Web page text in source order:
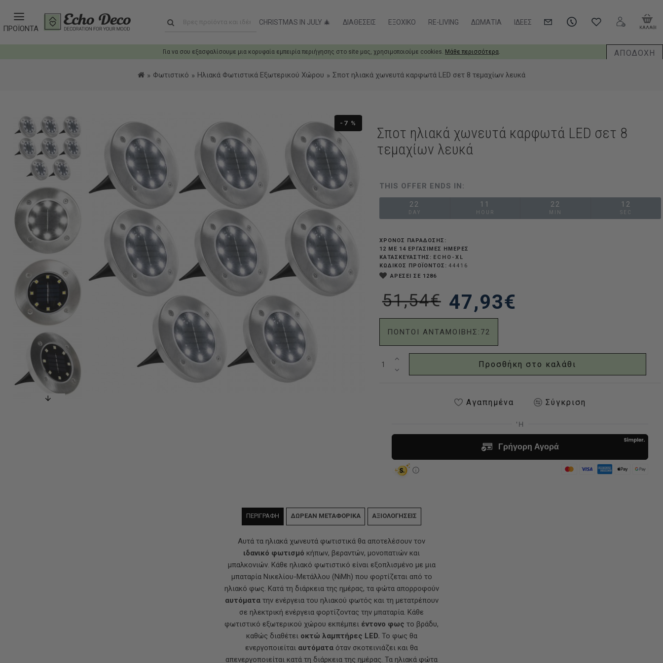
Για να σου εξασφαλίσουμε μια κορυφαία εμπειρία περιήγησης στο site μας, χρησιμοποιούμε cookies. Μάθε περισσότερα. ΑΠΟΔΟΧΗ
ΠΡΟΪΟΝΤΑ
CHRISTMAS IN JULY 🎄 ΔΙΑΘΈΣΕΙΣ ΕΞΟΧΙΚΌ RE-LIVING ΔΩΜΆΤΙΑ ΙΔΈΕΣ
ΚΑΛΑΘΙ
Φωτιστικό Ηλιακά Φωτιστικά Εξωτερικού Χώρου Σποτ ηλιακά χωνευτά καρφωτά LED σετ 8 τεμαχίων λευκά
-7 %
Σποτ ηλιακά χωνευτά καρφωτά LED σετ 8
τεμαχίων λευκά
THIS OFFER ENDS IN:
22
DAY
11
HOUR
22
MIN
11
SEC
47,93€
51,54€
ΠΟΝΤΟΙ ΑΝΤΑΜΟΙΒΗΣ: 72
ΧΡΟΝΟΣ ΠΑΡΑΔΟΣΗΣ:
12 ΜΕ 14 ΕΡΓΆΣΙΜΕΣ ΗΜΈΡΕΣ
ΚΑΤΑΣΚΕΥΑΣΤΗΣ: ECHO-XL
ΚΩΔΙΚΟΣ ΠΡΟΪΟΝΤΟΣ: 44416
ΑΡΕΣΕΙ ΣΕ 1286
Προσθήκη στο καλάθι
Αγαπημένα Σύγκριση
ΠΕΡΙΓΡΑΦΗ ΔΩΡΕΑΝ ΜΕΤΑΦΟΡΙΚΑ ΑΞΙΟΛΟΓΗΣΕΙΣ
Αυτά τα ηλιακά χωνευτά φωτιστικά θα αποτελέσουν τον
ιδανικό φωτισμό κήπων, βεραντών, μονοπατιών και
μπαλκονιών. Κάθε ηλιακό φωτιστικό είναι εξοπλισμένο με μια
μπαταρία Νικελίου-Μετάλλου (NiMh) που φορτίζεται από το
ηλιακό φως. Κατά τη διάρκεια της ημέρας, τα φώτα απορροφούν
αυτόματα την ενέργεια του ηλιακού φωτός και τη μετατρέπουν
σε ηλεκτρική ενέργεια φορτίζοντας την μπαταρία. Κάθε
φωτιστικό εξωτερικού χώρου εκπέμπει έντονο φως το βράδυ,
καθώς διαθέτει οκτώ λαμπτήρες LED. Το φως θα
ενεργοποιείται αυτόματα όταν σκοτεινιάζει και θα
απενεργοποιείται κατά τη διάρκεια της ημέρας. Τα ηλιακά φώτα